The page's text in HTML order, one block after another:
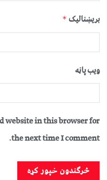
بریښنالیک *
ویب پاڼه
website in this browser for
the next time I comment.